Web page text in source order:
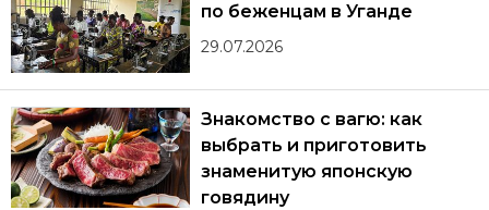
по беженцам в Уганде
29.07.2026
Знакомство с вагю: как
выбрать и приготовить
знаменитую японскую
говядину